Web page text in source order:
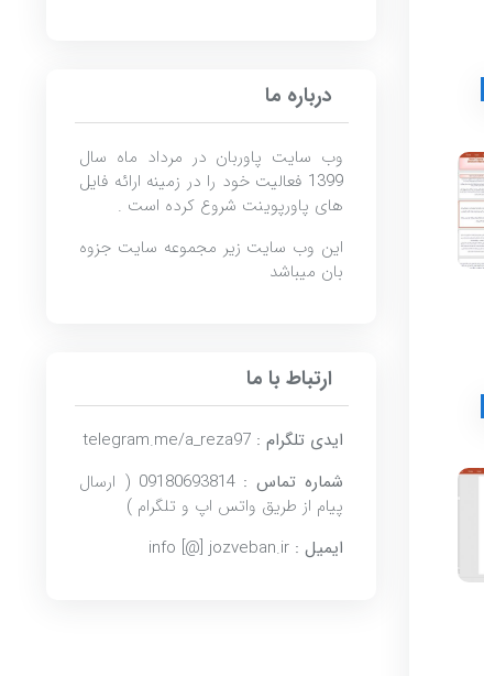
درباره ما
وب سایت پاوربان در مرداد ماه سال
1399 فعالیت خود را در زمینه ارائه فایل
های پاورپوینت شروع کرده است .
این وب سایت زیر مجموعه سایت جزوه
بان میباشد
ارتباط با ما
ایدی تلگرام : telegram.me/a_reza97
شماره تماس :
09180693814 ( ارسال
پیام از طریق واتس اپ و تلگرام )
ایمیل : info [@] jozveban.ir